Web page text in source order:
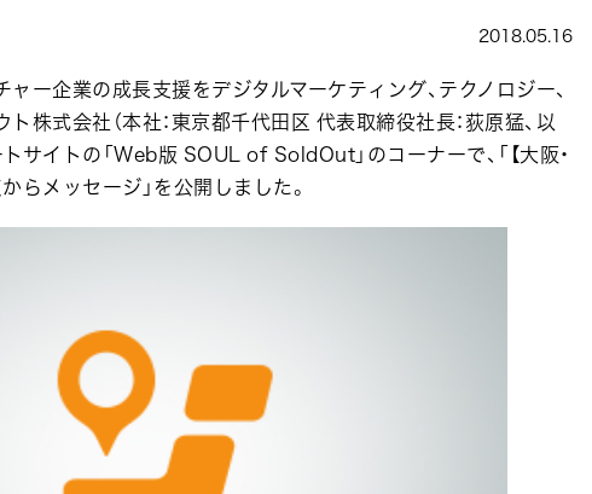
2018.05.16
ー企業の成長支援をデジタルマーケティング、テクノロジー、
株式会社（本社：東京都千代田区 代表取締役社長：荻原猛、以
サイトの「Web版 SOUL of SoldOut」のコーナーで、「【大阪・
らメッセージ」を公開しました。